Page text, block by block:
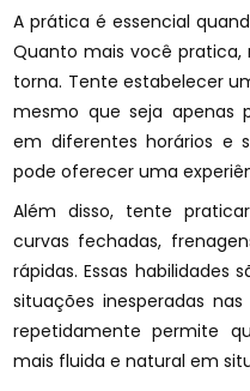
A prática é essencial
Quanto mais você
torna. Tente estabelecer
mesmo que seja apenas
em diferentes horários e
pode oferecer uma
Além disso, tente
curvas fechadas,
rápidas. Essas
situações inesperadas
repetidamente permite
mais fluida e natural em